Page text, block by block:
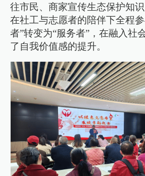
往市民、商家宣传生态保护知
在社工与志愿者的陪伴下全程
者”转变为“服务者”，在融入社
了自我价值感的提升。